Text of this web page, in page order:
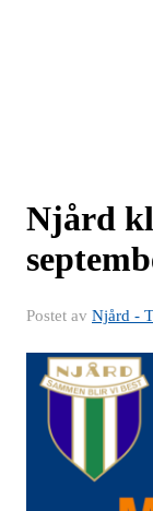
Njård
Postet av Njård -